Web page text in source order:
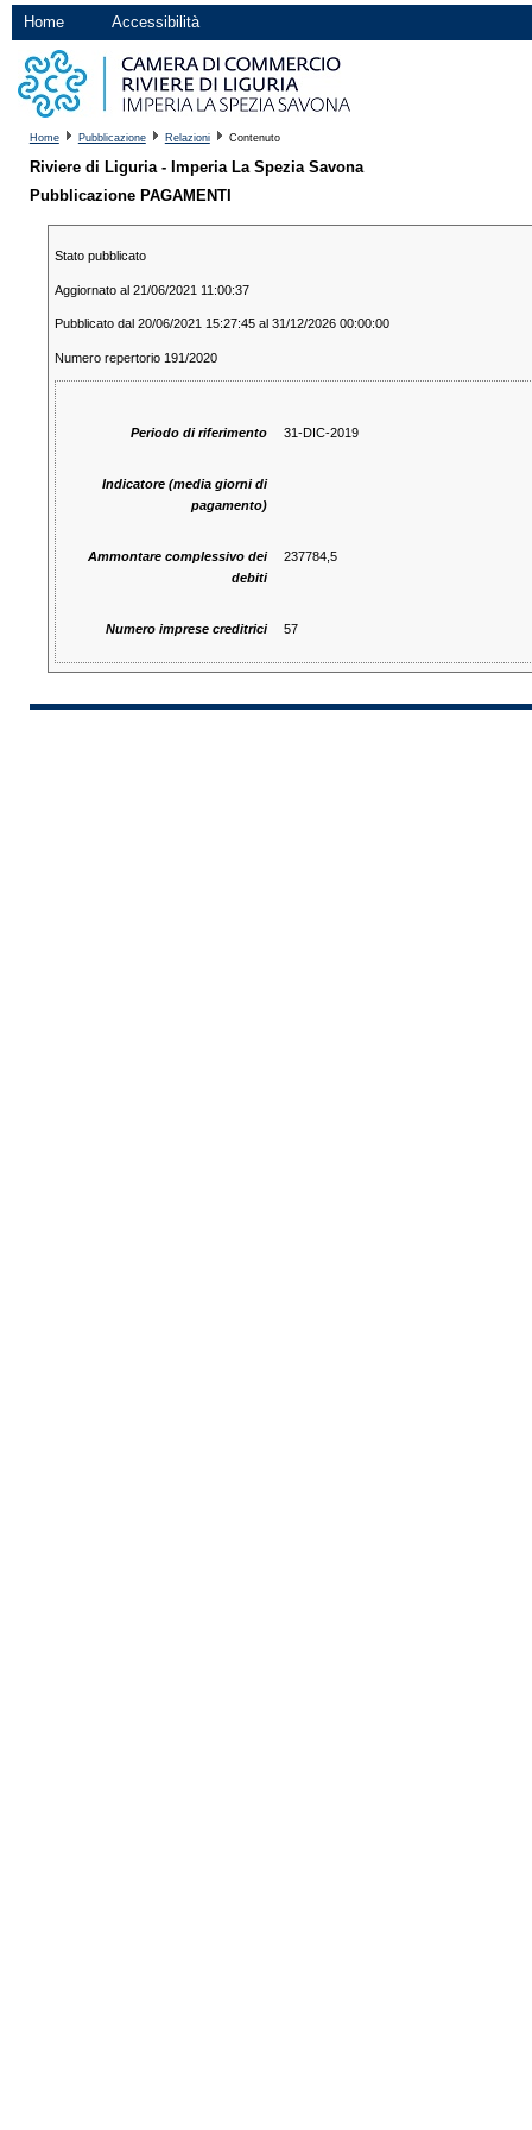
Home Accessibilità
Home Pubblicazione Relazioni Contenuto
Riviere di Liguria - Imperia La Spezia Savona
Pubblicazione PAGAMENTI
Stato pubblicato
Aggiornato al 21/06/2021 11:00:37
Pubblicato dal 20/06/2021 15:27:45 al 31/12/2026 00:00:00
Numero repertorio 191/2020
Periodo di riferimento 31-DIC-2019
Indicatore (media giorni di
pagamento)
Ammontare complessivo dei
debiti
237784,5
Numero imprese creditrici 57